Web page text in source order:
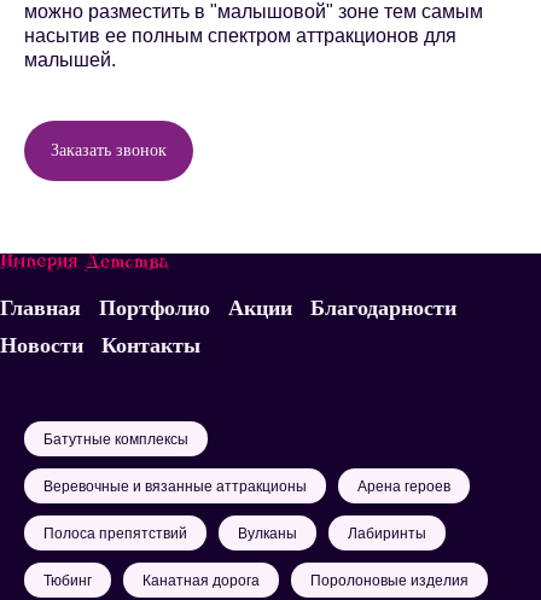
можно разместить в "малышовой" зоне тем самым
насытив ее полным спектром аттракционов для
малышей.
Заказать звонок
Главная Портфолио Акции
Благодарности
Новости
Контакты
Батутные комплексы
Веревочные и вязанные аттракционы Арена героев
Полоса препятствий Вулканы Лабиринты
Тюбинг Канатная дорога Поролоновые изделия